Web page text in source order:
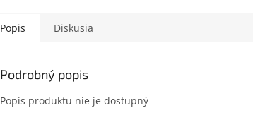
Popis Diskusia
Podrobný popis
Popis produktu nie je dostupný